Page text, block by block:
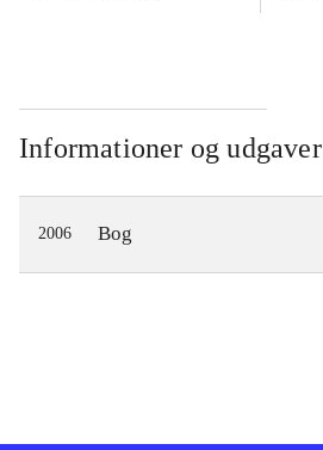
Informationer og udgaver
2006 Bog